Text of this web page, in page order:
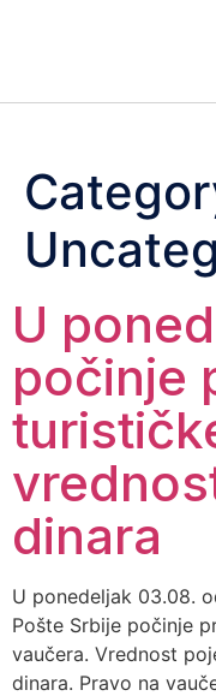
U
počinje
dinara
U ponedeljak 03.08.
Pošte Srbije počinje
vaučera. Vrednost
dinara. Pravo na